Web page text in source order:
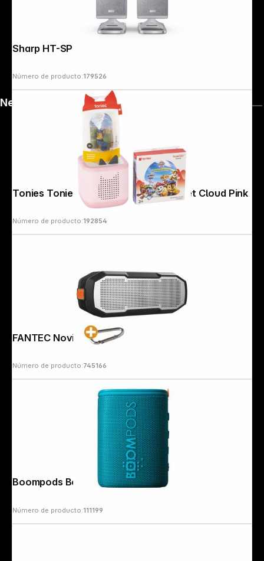
Número de producto:179526
Tonies Toniebox 2 Full Play Bundle-Set Cloud Pink
Número de producto:192854
FANTEC Novi T30 silver
Número de producto:745166
Boompods Beachboom Ocean Blue
Número de producto:111199
News
Follow us on